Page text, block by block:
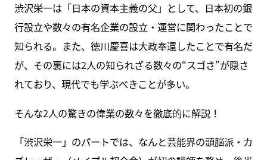
渋沢栄一は「日本の資本主義の父」として、日本初の銀
行設立や数々の有名企業の設立・運営に関わったことで
知られる。また、徳川慶喜は大政奉還したことで有名だ
が、その裏には2人の知られざる数々の“スゴさ”が隠さ
れており、現代でも学ぶべきことが多い。
そんな2人の驚きの偉業の数々を徹底的に解説！
「渋沢栄一」のパートでは、なんと芸能界の頭脳派・カ